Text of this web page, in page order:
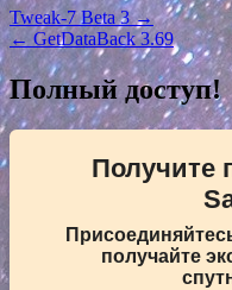
Навигация
по
записям
Tweak-7 Beta 3 →
← GetDataBack 3.69
Полный доступ!
Получите
получайте